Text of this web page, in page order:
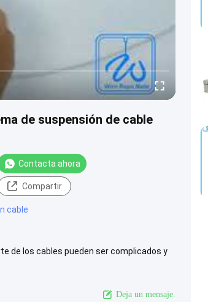
de suspensión de cable
Contacta ahora
Compartir
cable
de los cables pueden ser complicados y
Deja un mensaje.